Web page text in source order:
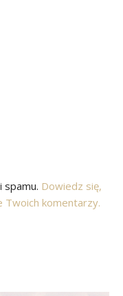
spamu. Dowiedz się,
Twoich komentarzy.